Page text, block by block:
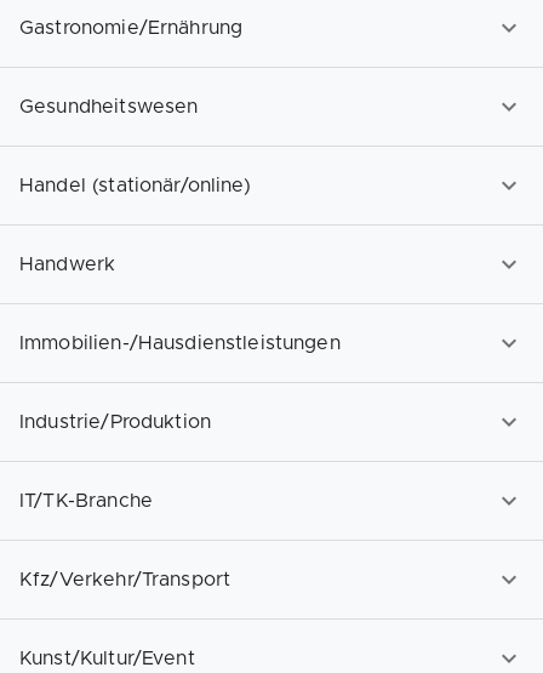
Gastronomie/Ernährung
Gesundheitswesen
Handel (stationär/online)
Handwerk
Immobilien-/Hausdienstleistungen
Industrie/Produktion
IT/TK-Branche
Kfz/Verkehr/Transport
Kunst/Kultur/Event